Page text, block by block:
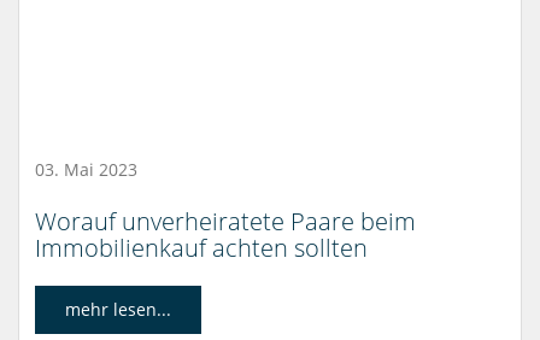
03. Mai 2023
Worauf unverheiratete Paare beim
Immobilienkauf achten sollten
mehr lesen...